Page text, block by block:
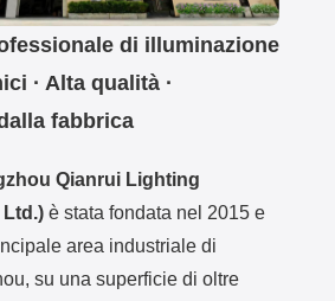
Türkçe di illuminazione
· Alta qualità ·
fabbrica
Qianrui Lighting
Ltd.) è stata fondata nel 2015 e
area industriale di
su una superficie di oltre